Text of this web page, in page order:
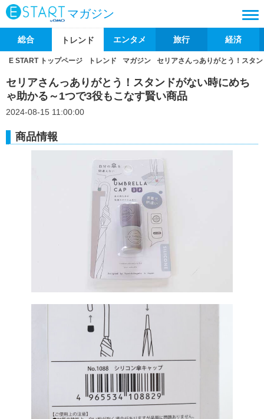
マガジン
総合 トレンド エンタメ 旅行 経済
E START トップページ トレンド マガジン セリアさんっありがとう！スタ
セリアさんっありがとう！スタンドがない時にめち
ゃ助かる～1つで3役もこなす賢い商品
2024-08-15 11:00:00
商品情報